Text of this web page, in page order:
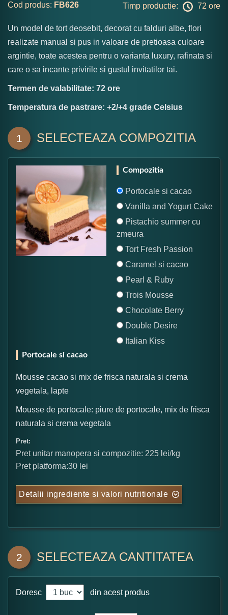
Cod produs: FB626 Timp productie: 72 ore
Un model de tort deosebit, decorat cu falduri albe, flori
realizate manual si pus in valoare de pretioasa culoare
argintie, toate acestea pentru o varianta luxury, rafinata si
care o sa incante privirile si gustul invitatilor tai.
Termen de valabilitate: 72 ore
Temperatura de pastrare: +2/+4 grade Celsius
1 SELECTEAZA COMPOZITIA
Compozitia
Portocale si cacao
Vanilla and Yogurt Cake
Pistachio summer cu
zmeura
Tort Fresh Passion
Caramel si cacao
Pearl & Ruby
Trois Mousse
Chocolate Berry
Double Desire
Italian Kiss
Portocale si cacao
Mousse cacao si mix de frisca naturala si crema
vegetala, lapte
Mousse de portocale: piure de portocale, mix de frisca
naturala si crema vegetala
Pret:
Pret unitar manopera si compozitie: 225 lei/kg
Pret platforma:30 lei
Detalii ingrediente si valori nutritionale
2 SELECTEAZA CANTITATEA
Doresc din acest produs